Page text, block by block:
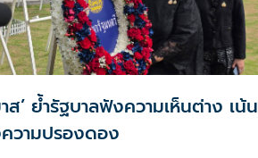
ส’ ย้ำรัฐบาลฟังความเห็นต่าง เน้น
วามปรองดอง